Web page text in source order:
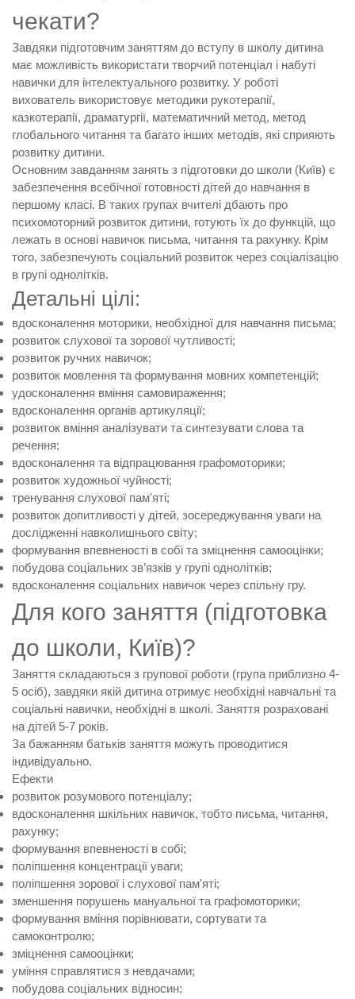
чекати?
Завдяки підготовчим заняттям до вступу в школу дитина
має можливість використати творчий потенціал і набуті
навички для інтелектуального розвитку. У роботі
вихователь використовує методики рукотерапії,
казкотерапії, драматургії, математичний метод, метод
глобального читання та багато інших методів, які сприяють
розвитку дитини.
Основним завданням занять з підготовки до школи (Київ) є
забезпечення всебічної готовності дітей до навчання в
першому класі. В таких групах вчителі дбають про
психомоторний розвиток дитини, готують їх до функцій, що
лежать в основі навичок письма, читання та рахунку. Крім
того, забезпечують соціальний розвиток через соціалізацію
в групі однолітків.
Детальні цілі:
вдосконалення моторики, необхідної для навчання письма;
розвиток слухової та зорової чутливості;
розвиток ручних навичок;
розвиток мовлення та формування мовних компетенцій;
удосконалення вміння самовираження;
вдосконалення органів артикуляції;
розвиток вміння аналізувати та синтезувати слова та
речення;
вдосконалення та відпрацювання графомоторики;
розвиток художньої чуйності;
тренування слухової пам'яті;
розвиток допитливості у дітей, зосереджування уваги на
дослідженні навколишнього світу;
формування впевненості в собі та зміцнення самооцінки;
побудова соціальних зв’язків у групі однолітків;
вдосконалення соціальних навичок через спільну гру.
Для кого заняття (підготовка
до школи, Київ)?
Заняття складаються з групової роботи (група приблизно 4-
5 осіб), завдяки якій дитина отримує необхідні навчальні та
соціальні навички, необхідні в школі. Заняття розраховані
на дітей 5-7 років.
За бажанням батьків заняття можуть проводитися
індивідуально.
Ефекти
розвиток розумового потенціалу;
вдосконалення шкільних навичок, тобто письма, читання,
рахунку;
формування впевненості в собі;
поліпшення концентрації уваги;
поліпшення зорової і слухової пам'яті;
зменшення порушень мануальної та графомоторики;
формування вміння порівнювати, сортувати та
самоконтролю;
зміцнення самооцінки;
уміння справлятися з невдачами;
побудова соціальних відносин;